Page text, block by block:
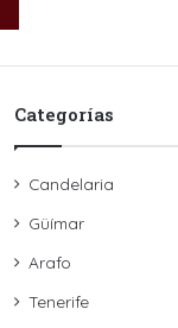
Categorías
Candelaria
Güímar
Arafo
Tenerife